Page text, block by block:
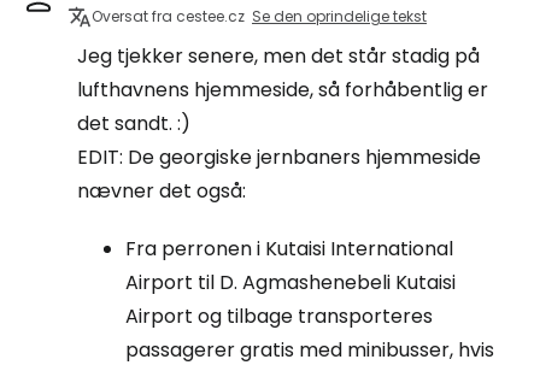
Oversat fra cestee.cz Se den oprindelige tekst
Jeg tjekker senere, men det står stadig på
lufthavnens hjemmeside, så forhåbentlig er
det sandt. :)
EDIT: De georgiske jernbaners hjemmeside
nævner det også:
Fra perronen i Kutaisi International
Airport til D. Agmashenebeli Kutaisi
Airport og tilbage transporteres
passagerer gratis med minibusser, hvis